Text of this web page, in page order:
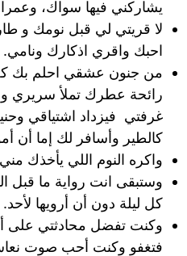
يشاركني فيها سواك،
لا قريتي لي قبل نومك و
احبك واقري اذكارك ونامي.
من جنون عشقي احلم بك
رائحة عطرك تملأ سريري
غرفتي فيزداد اشتياقي
كالطير وأسافر لك إما أن
واكره النوم اللي يأخذك
وستبقى انت رواية ما قبل
كل ليلة دون أن أرويها لأحد.
وكنت تفضل محادثتي على
فتغفو وكنت أحب صوت